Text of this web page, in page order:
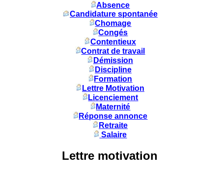
Absence
Candidature spontanée
Chomage
Congés
Contentieux
Contrat de travail
Démission
Discipline
Formation
Lettre Motivation
Licenciement
Maternité
Réponse annonce
Retraite
Salaire
Lettre motivation